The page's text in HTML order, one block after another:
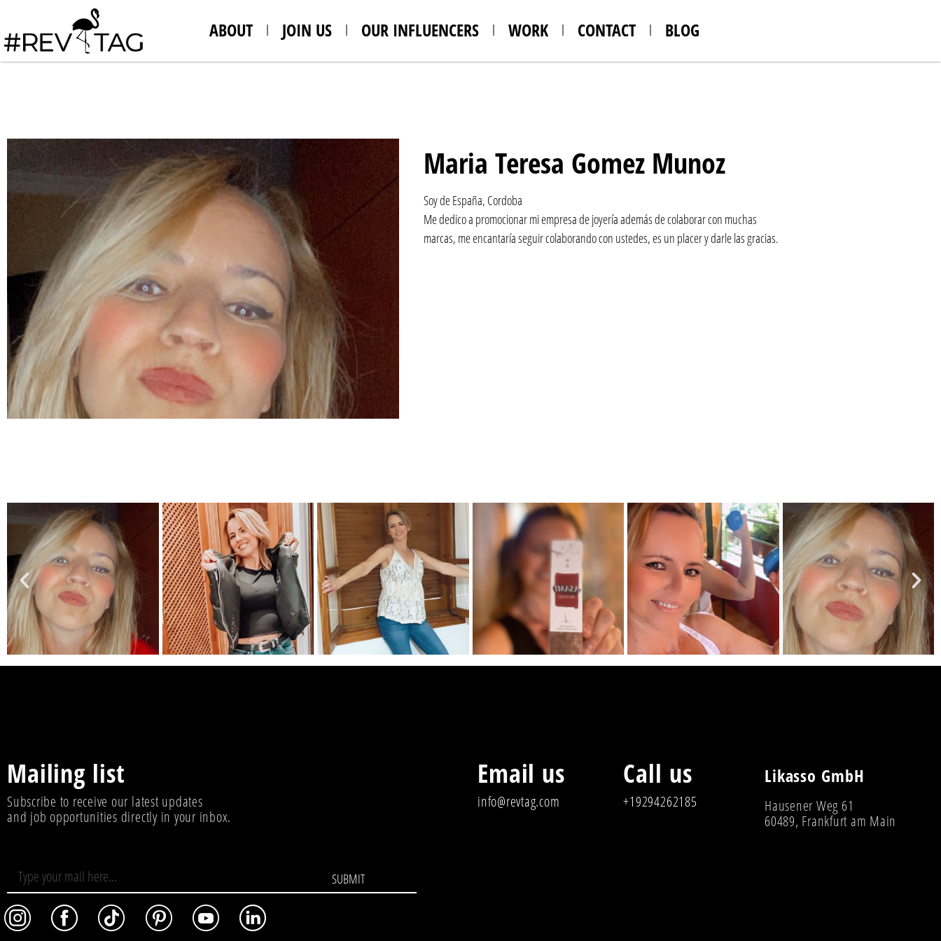
ABOUT JOIN US OUR INFLUENCERS WORK CONTACT BLOG
Maria Teresa Gomez Munoz
Soy de España, Cordoba
Me dedico a promocionar mi empresa de joyería además de colaborar con muchas
marcas, me encantaría seguir colaborando con ustedes, es un placer y darle las gracias.
Mailing list
Subscribe to receive our latest updates
and job opportunities directly in your inbox.
SUBMIT
Email us
info@revtag.com
Call us
+19294262185
Likasso GmbH
Hausener Weg 61
60489, Frankfurt am Main